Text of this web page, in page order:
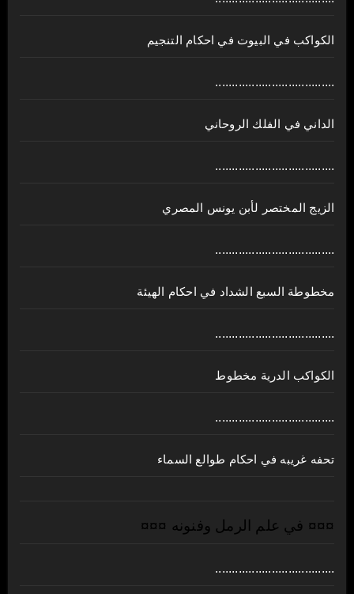
الكواكب في البيوت في احكام التنجيم
....................................
الداني في الفلك الروحاني
....................................
الزيج المختصر لأبن يونس المصري
....................................
مخطوطة السبع الشداد في احكام الهيئة
....................................
الكواكب الدرية مخطوط
....................................
تحفه غريبه في احكام طوالع السماء
¤¤¤ في علم الرمل وفنونه ¤¤¤
....................................